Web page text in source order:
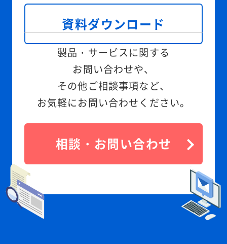
資料ダウンロード
製品・サービスに関する
お問い合わせや、
その他ご相談事項など、
お気軽にお問い合わせください。
相談・お問い合わせ